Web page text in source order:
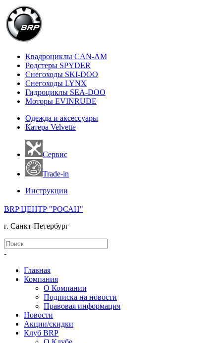
Квадроциклы CAN-AM
Родстеры SPYDER
Снегоходы SKI-DOO
Снегоходы LYNX
Гидроциклы SEA-DOO
Моторы EVINRUDE
Одежда и аксессуары
Катера Velvette
Сервис
Trade-in
Инструкции
BRP ЦЕНТР "РОСАН"
г. Санкт-Петербург
-
Главная
Компания
О Компании
Подписка на новости
Правовая информация
Новости
Акции/скидки
Клуб BRP